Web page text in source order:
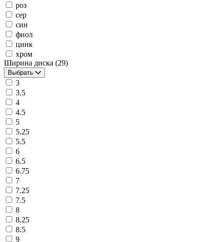
роз
сер
син
фиол
цинк
хром
Ширина диска (29)
Выбрать
3
3.5
4
4.5
5
5.25
5.5
6
6.5
6.75
7
7.25
7.5
8
8.25
8.5
9